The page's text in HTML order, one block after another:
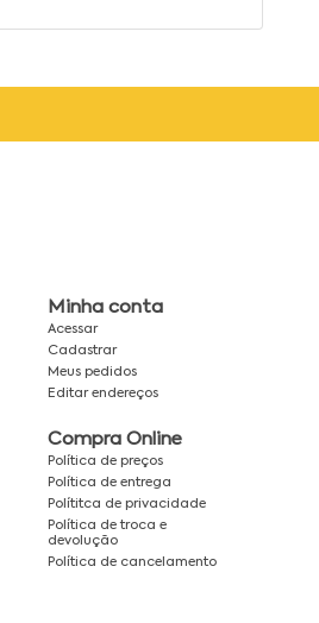
Minha conta
Acessar
Cadastrar
Meus pedidos
Editar endereços
Compra Online
Política de preços
Política de entrega
Polítitca de privacidade
Política de troca e
devolução
Política de cancelamento